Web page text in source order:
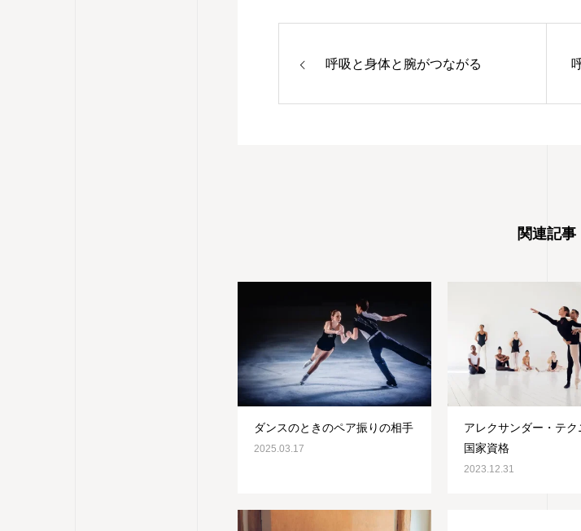
呼吸と身体と腕がつながる
関連記事
ダンスのときのペア振りの相手
2025.03.17
アレクサンダー・テク
国家資格
2023.12.31